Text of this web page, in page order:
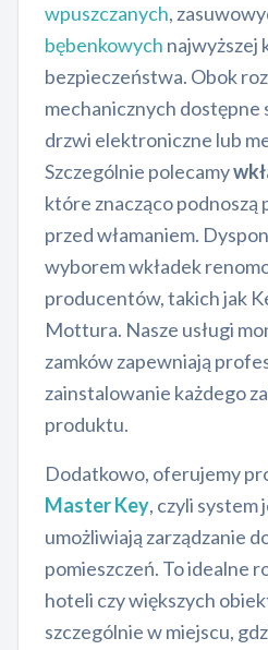
wpuszczanych,
bębenkowych najwyższej
bezpieczeństwa. Obok
mechanicznych dostępne
drzwi elektroniczne lub
Szczególnie polecamy
które znacząco podnoszą
przed włamaniem.
wyborem wkładek
producentów, takich jak
Mottura. Nasze usługi
zamków zapewniają
zainstalowanie każdego
produktu.
Dodatkowo, oferujemy
Master Key, czyli system
umożliwiają zarządzanie
pomieszczeń. To idealne
hoteli czy większych
szczególnie w miejscu,